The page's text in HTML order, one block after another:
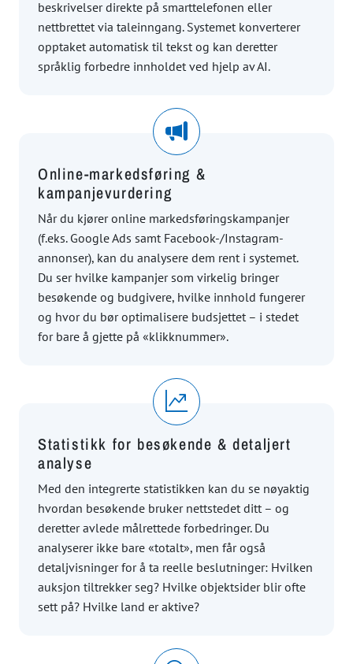
beskrivelser direkte på smarttelefonen eller
nettbrettet via taleinngang. Systemet konverterer
opptaket automatisk til tekst og kan deretter
språklig forbedre innholdet ved hjelp av AI.
Online-markedsføring &
kampanjevurdering
Når du kjører online markedsføringskampanjer
(f.eks. Google Ads samt Facebook-/Instagram-
annonser), kan du analysere dem rent i systemet.
Du ser hvilke kampanjer som virkelig bringer
besøkende og budgivere, hvilke innhold fungerer
og hvor du bør optimalisere budsjettet – i stedet
for bare å gjette på «klikknummer».
Statistikk for besøkende & detaljert
analyse
Med den integrerte statistikken kan du se nøyaktig
hvordan besøkende bruker nettstedet ditt – og
deretter avlede målrettede forbedringer. Du
analyserer ikke bare «totalt», men får også
detaljvisninger for å ta reelle beslutninger: Hvilken
auksjon tiltrekker seg? Hvilke objektsider blir ofte
sett på? Hvilke land er aktive?